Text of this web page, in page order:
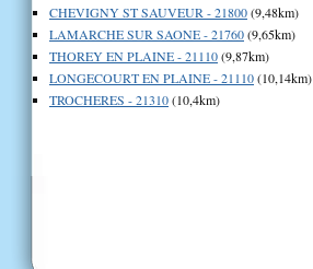
CHEVIGNY ST SAUVEUR - 21800(9,48km)
LAMARCHE SUR SAONE - 21760(9,65km)
THOREY EN PLAINE - 21110(9,87km)
LONGECOURT EN PLAINE - 21110(10,14km)
TROCHERES - 21310(10,4km)